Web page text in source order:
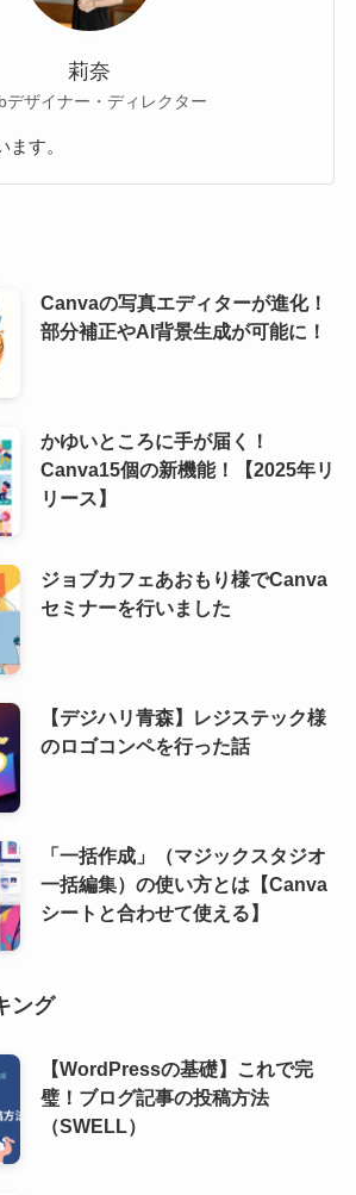
莉奈
デザイナー・ディレクター
す。
Canvaの写真エディターが進化！
部分補正やAI背景生成が可能に！
かゆいところに手が届く！
Canva15個の新機能！【2025年リ
リース】
ジョブカフェあおもり様でCanva
セミナーを行いました
【デジハリ青森】レジステック様
のロゴコンペを行った話
「一括作成」（マジックスタジオ
一括編集）の使い方とは【Canva
シートと合わせて使える】
ング
【WordPressの基礎】これで完
璧！ブログ記事の投稿方法
（SWELL）